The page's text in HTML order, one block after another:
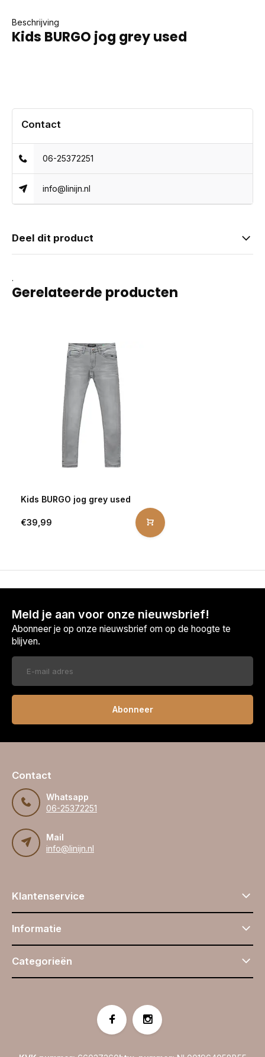
Beschrijving
Kids BURGO jog grey used
Contact
06-25372251
info@linijn.nl
Deel dit product
.
Gerelateerde producten
Kids BURGO jog grey used
€39,99
Meld je aan voor onze nieuwsbrief!
Abonneer je op onze nieuwsbrief om op de hoogte te
blijven.
Abonneer
Contact
Whatsapp
06-25372251
Mail
info@linijn.nl
Klantenservice
Informatie
Categorieën